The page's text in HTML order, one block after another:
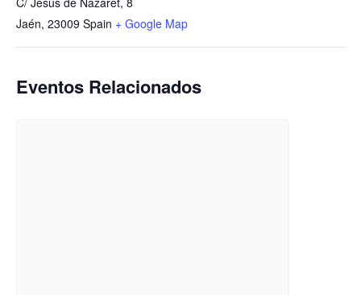
Jaén, 23009 Spain + Google Map
Eventos Relacionados